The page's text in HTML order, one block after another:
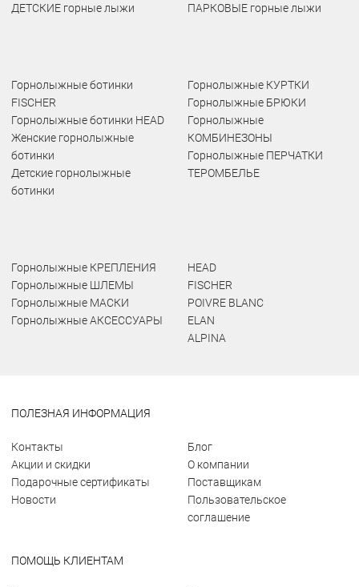
ДЕТСКИЕ горные лыжи
ПАРКОВЫЕ горные лыжи
Горнолыжные ботинки
FISCHER
Горнолыжные ботинки HEAD
Женские горнолыжные
ботинки
Детские горнолыжные
ботинки
Горнолыжные КУРТКИ
Горнолыжные БРЮКИ
Горнолыжные
КОМБИНЕЗОНЫ
Горнолыжные ПЕРЧАТКИ
ТЕРОМБЕЛЬЕ
Горнолыжные КРЕПЛЕНИЯ
Горнолыжные ШЛЕМЫ
Горнолыжные МАСКИ
Горнолыжные АКСЕССУАРЫ
HEAD
FISCHER
POIVRE BLANC
ELAN
ALPINA
ПОЛЕЗНАЯ ИНФОРМАЦИЯ
Контакты
Акции и скидки
Подарочные сертификаты
Новости
Блог
О компании
Поставщикам
Пользовательское
соглашение
ПОМОЩЬ КЛИЕНТАМ